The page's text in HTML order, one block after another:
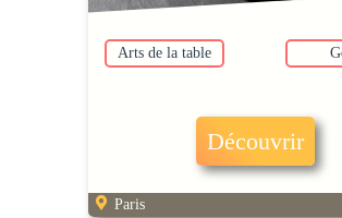
Arts de la table
Découvrir
Paris